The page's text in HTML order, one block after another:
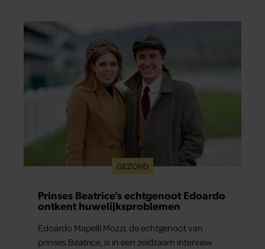
GEZOND
Prinses Beatrice’s echtgenoot Edoardo
ontkent huwelijksproblemen
Edoardo Mapelli Mozzi, de echtgenoot van
prinses Beatrice, is in een zeldzaam interview